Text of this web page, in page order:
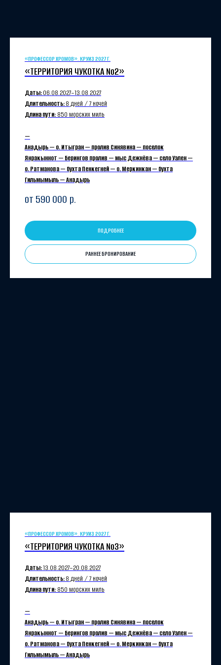
«ПРОФЕССОР ХРОМОВ». КРУИЗ 2027 Г.
«ТЕРРИТОРИЯ ЧУКОТКА №2»
Даты:06.08.2027−13.08.2027
Длительность:8 дней / 7 ночей
Длина пути: 850 морских миль
—
Анадырь — о. Итыгран — пролив Синявина — поселок
Янракыннот — Берингов пролив — мыс Дежнёва — село Уэлен —
о. Ратманова — бухта Пенкегней — о. Меркинкан — бухта
Гильмымыль — Анадырь
от 590 000 р.
ПОДРОБНЕЕ
РАННЕЕ БРОНИРОВАНИЕ
«ПРОФЕССОР ХРОМОВ». КРУИЗ 2027 Г.
«ТЕРРИТОРИЯ ЧУКОТКА №3»
Даты:13.08.2027−20.08.2027
Длительность:8 дней / 7 ночей
Длина пути: 850 морских миль
—
Анадырь — о. Итыгран — пролив Синявина — поселок
Янракыннот — Берингов пролив — мыс Дежнёва — село Уэлен —
о. Ратманова — бухта Пенкегней — о. Меркинкан — бухта
Гильмымыль — Анадырь